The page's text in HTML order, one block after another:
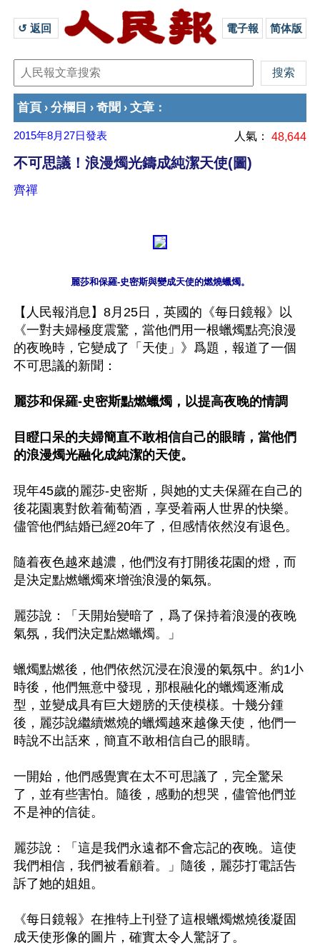
↺ 返回 電子報 简体版
首頁 › 分欄目 › 奇聞 › 文章 ：
2015年8月27日發表 人氣： 48,644
不可思議！浪漫燭光鑄成純潔天使(圖)
齊禪
麗莎和保羅-史密斯與變成天使的燃燒蠟燭。
【人民報消息】8月25日，英國的《每日鏡報》以
《一對夫婦極度震驚，當他們用一根蠟燭點亮浪漫
的夜晚時，它變成了「天使」》爲題，報道了一個
不可思議的新聞：
麗莎和保羅-史密斯點燃蠟燭，以提高夜晚的情調
目瞪口呆的夫婦簡直不敢相信自己的眼睛，當他們
的浪漫燭光融化成純潔的天使。
現年45歲的麗莎-史密斯，與她的丈夫保羅在自己的
後花園裏對飲着葡萄酒，享受着兩人世界的快樂。
儘管他們結婚已經20年了，但感情依然沒有退色。
隨着夜色越來越濃，他們沒有打開後花園的燈，而
是決定點燃蠟燭來增強浪漫的氣氛。
麗莎說：「天開始變暗了，爲了保持着浪漫的夜晚
氣氛，我們決定點燃蠟燭。」
蠟燭點燃後，他們依然沉浸在浪漫的氣氛中。約1小
時後，他們無意中發現，那根融化的蠟燭逐漸成
型，並變成具有巨大翅膀的天使模樣。十幾分鍾
後，麗莎說繼續燃燒的蠟燭越來越像天使，他們一
時說不出話來，簡直不敢相信自己的眼睛。
一開始，他們感覺實在太不可思議了，完全驚呆
了，並有些害怕。隨後，感動的想哭，儘管他們並
不是神的信徒。
麗莎說：「這是我們永遠都不會忘記的夜晚。這使
我們相信，我們被看顧着。」隨後，麗莎打電話告
訴了她的姐姐。
《每日鏡報》在推特上刊登了這根蠟燭燃燒後凝固
成天使形像的圖片，確實太令人驚訝了。